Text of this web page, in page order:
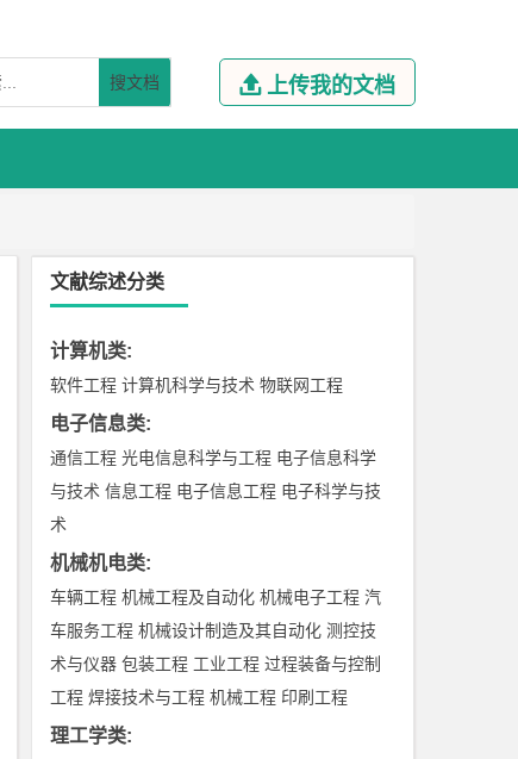
搜文档  上传我的文档
文献综述分类
计算机类:
软件工程 计算机科学与技术 物联网工程
电子信息类:
通信工程 光电信息科学与工程 电子信息科学
与技术 信息工程 电子信息工程 电子科学与技
术
机械机电类:
车辆工程 机械工程及自动化 机械电子工程 汽
车服务工程 机械设计制造及其自动化 测控技
术与仪器 包装工程 工业工程 过程装备与控制
工程 焊接技术与工程 机械工程 印刷工程
理工学类: